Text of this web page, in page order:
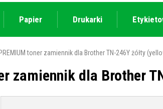
Papier Drukarki
toner zamiennik dla Brother TN-246Y żółty
zamiennik dla Brother